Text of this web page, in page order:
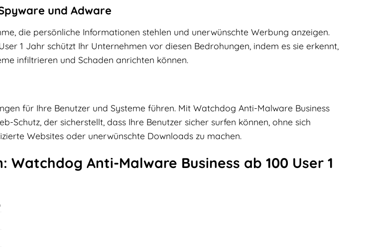
und Adware
die persönliche Informationen stehlen und unerwünschte Werbung anzeigen.
1 Jahr schützt Ihr Unternehmen vor diesen Bedrohungen, indem es sie erkennt,
infiltrieren und Schaden anrichten können.
für Ihre Benutzer und Systeme führen. Mit Watchdog Anti-Malware Business
Schutz, der sicherstellt, dass Ihre Benutzer sicher surfen können, ohne sich
Websites oder unerwünschte Downloads zu machen.
Watchdog Anti-Malware Business ab 100 User 1